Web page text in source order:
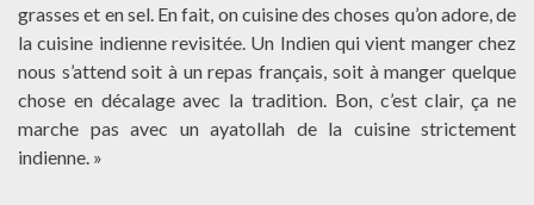
grasses et en sel. En fait, on cuisine des choses qu’on adore, de
la cuisine indienne revisitée. Un Indien qui vient manger chez
nous s’attend soit à un repas français, soit à manger quelque
chose en décalage avec la tradition. Bon, c’est clair, ça ne
marche pas avec un ayatollah de la cuisine strictement
indienne. »